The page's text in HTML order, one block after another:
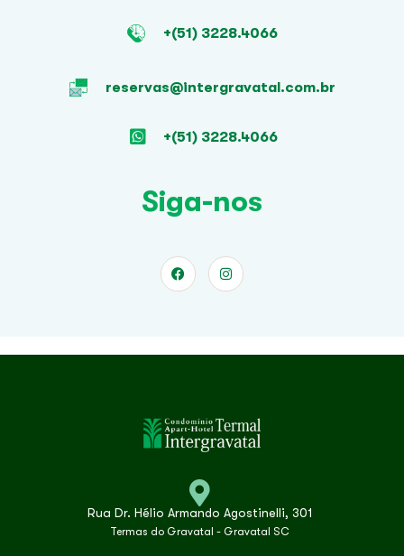
+(51) 3228.4066
reservas@intergravatal.com.br
+(51) 3228.4066
Siga-nos
Rua Dr. Hélio Armando Agostinelli, 301
Termas do Gravatal - Gravatal SC